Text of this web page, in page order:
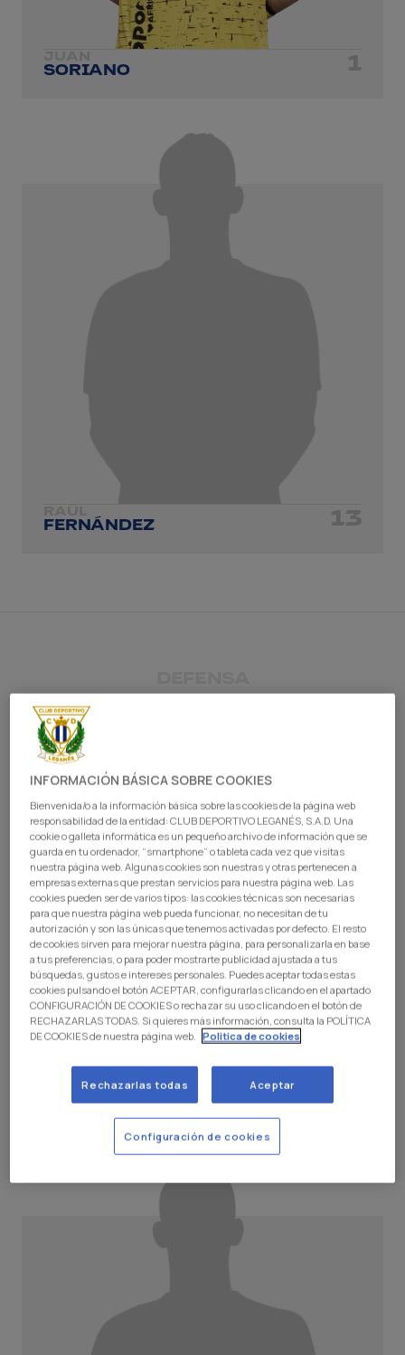
SORIANO 1
FERNÁNDEZ 13
ANTOLÍN GARZÓN
MARVEL
INFORMACIÓN BÁSICA SOBRE COOKIES
Bienvenida/o a la información básica sobre las cookies de la página web
responsabilidad de la entidad: CLUB DEPORTIVO LEGANÉS, S.A.D. Una
cookie o galleta informática es un pequeño archivo de información que se
guarda en tu ordenador, “smartphone” o tableta cada vez que visitas
nuestra página web. Algunas cookies son nuestras y otras pertenecen a
empresas externas que prestan servicios para nuestra página web. Las
cookies pueden ser de varios tipos: las cookies técnicas son necesarias
para que nuestra página web pueda funcionar, no necesitan de tu
autorización y son las únicas que tenemos activadas por defecto. El resto
de cookies sirven para mejorar nuestra página, para personalizarla en base
a tus preferencias, o para poder mostrarte publicidad ajustada a tus
búsquedas, gustos e intereses personales. Puedes aceptar todas estas
cookies pulsando el botón ACEPTAR, configurarlas clicando en el apartado
CONFIGURACIÓN DE COOKIES o rechazar su uso clicando en el botón de
RECHAZARLAS TODAS. Si quieres más información, consulta la POLÍTICA
DE COOKIES de nuestra página web. Politica de cookies
Rechazarlas todas Aceptar
Configuración de cookies